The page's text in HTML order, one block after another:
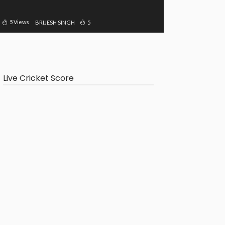
5 Views BRIJESH SINGH 5
Live Cricket Score